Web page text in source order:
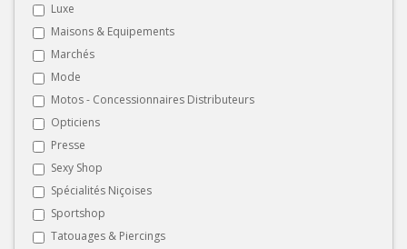
Luxe
Maisons & Equipements
Marchés
Mode
Motos - Concessionnaires Distributeurs
Opticiens
Presse
Sexy Shop
Spécialités Niçoises
Sportshop
Tatouages & Piercings